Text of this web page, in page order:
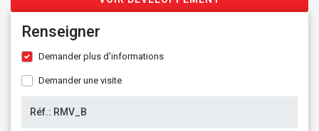
Renseigner
Demander plus d'informations
Demander une visite